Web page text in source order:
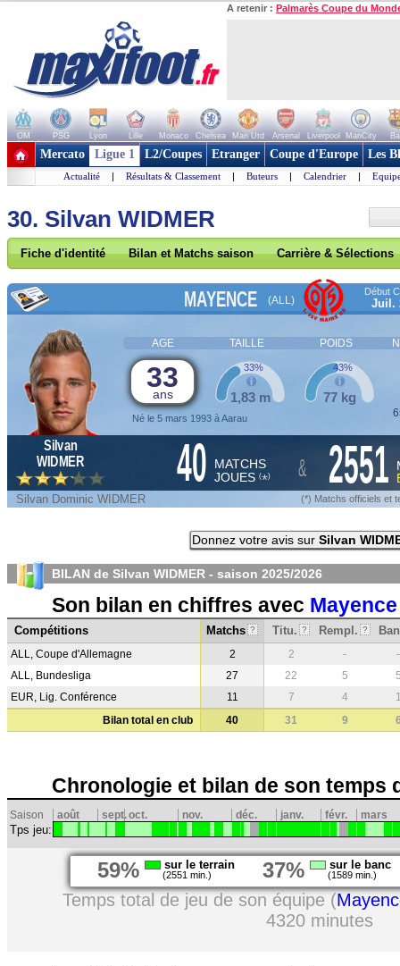
A retenir : Palmarès Coupe du
OM PSG Lyon Lille Monaco Chelsea Man Utd Arsenal Liverpool ManCity
+ de clubs
Mercato Ligue 1 L2/Coupes Etranger Coupe d'Europe Les
Actualité | Résultats & Classement | Buteurs | Calendrier |
30. Silvan WIDMER
Fiche d'identité Bilan et Matchs saison Carrière & Sélections
MAYENCE (ALL)
Début
Juil.
AGE TAILLE POIDS
33
ans
Né le 5 mars 1993 à Aarau
1,83 m
33%
77 kg
43%
Silvan
WIDMER
40 MATCHS
JOUES (*) & 2551
Silvan Dominic WIDMER (*) Matchs officiels et
Donnez votre avis sur Silvan
BILAN de Silvan WIDMER - saison 2025/2026
Son bilan en chiffres avec Mayence
Compétitions Matchs ? Titu. ? Rempl. ?
ALL, Coupe d'Allemagne 2 2 -
-
ALL, Bundesliga
27 22 5
EUR, Lig. Conférence
11 7 4
Bilan total en club
40 31 9
Chronologie et bilan de son temps
Saison août sept.oct. nov. déc. janv. févr. mars
Tps jeu:
59% sur le terrain
(2551 min.) 37% sur le banc
(1589 min.)
Temps total de jeu de son équipe (
4320 minutes